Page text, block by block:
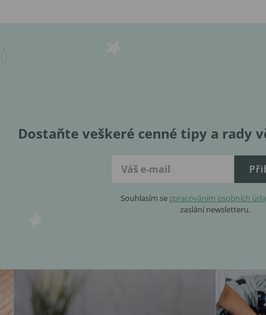
Dostaňte veškeré cenné tipy a rady
Souhlasím sezpracováním osobních
zaslání newsletteru.